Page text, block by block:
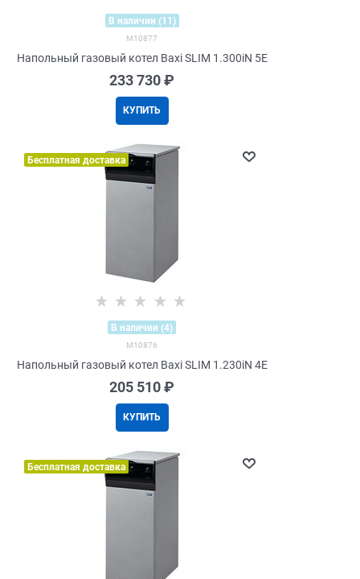
В наличии (11)
M10877
Напольный газовый котел Baxi SLIM 1.300iN 5E
233 730 ₽
КУПИТЬ
Бесплатная доставка
В наличии (4)
M10876
Напольный газовый котел Baxi SLIM 1.230iN 4E
205 510 ₽
КУПИТЬ
Бесплатная доставка